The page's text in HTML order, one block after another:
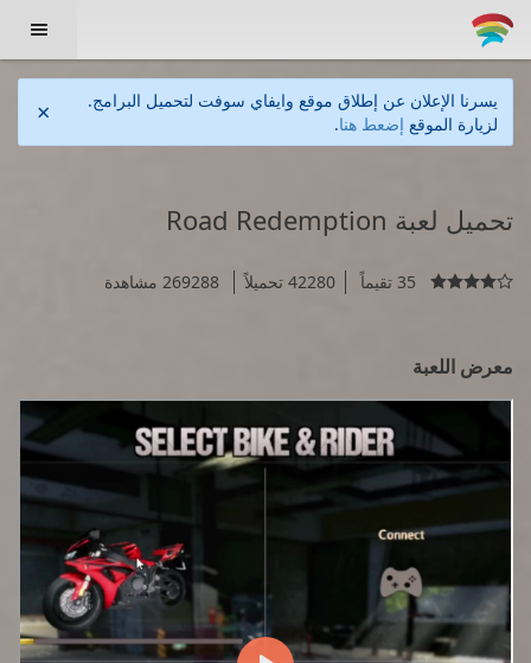

يسرنا الإعلان عن إطلاق موقع وايفاي سوفت لتحميل البرامج.
لزيارة الموقع إضعط هنا.
×
تحميل لعبة Road Redemption
 35 تقيماً 42280 تحميلاً 269288 مشاهدة
معرض اللعبة